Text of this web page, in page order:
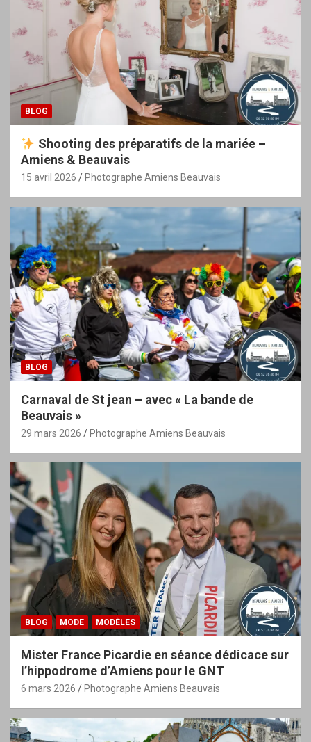
BLOG
Shooting des préparatifs de la mariée –
Amiens & Beauvais
15 avril 2026 Photographe Amiens Beauvais
BLOG
Carnaval de St jean – avec « La bande de
Beauvais »
29 mars 2026 Photographe Amiens Beauvais
BLOG MODE MODÈLES
Mister France Picardie en séance dédicace sur
l’hippodrome d’Amiens pour le GNT
6 mars 2026 Photographe Amiens Beauvais